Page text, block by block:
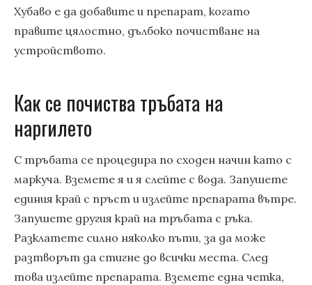
Хубаво е да добавите и препарат, когато
правите цялостно, дълбоко почистване на
устройството.
Как се почиства тръбата на
наргилето
С тръбата се процедира по сходен начин като с
маркуча. Вземете я и я слейте с вода. Запушете
единия край с пръст и излейте препарата вътре.
Запушете другия край на тръбата с ръка.
Разклатете силно няколко пъти, за да може
разтворът да стигне до всички места. След
това излейте препарата. Вземете една четка,